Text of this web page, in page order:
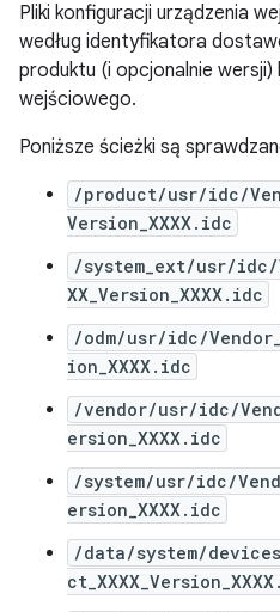
Pliki konfiguracji urządzenia
według identyfikatora
produktu (i opcjonalnie wersji)
wejściowego.
Poniższe ścieżki są
/product/usr/idc/
Version_XXXX.idc
/system_ext/usr/idc/
XX_Version_XXXX.idc
/odm/usr/idc/
ion_XXXX.idc
/vendor/usr/idc/
ersion_XXXX.idc
/system/usr/idc/
ersion_XXXX.idc
/data/system/